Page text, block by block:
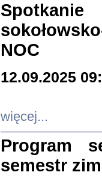
NOC
12.09.2025
więcej...
Program
semestr